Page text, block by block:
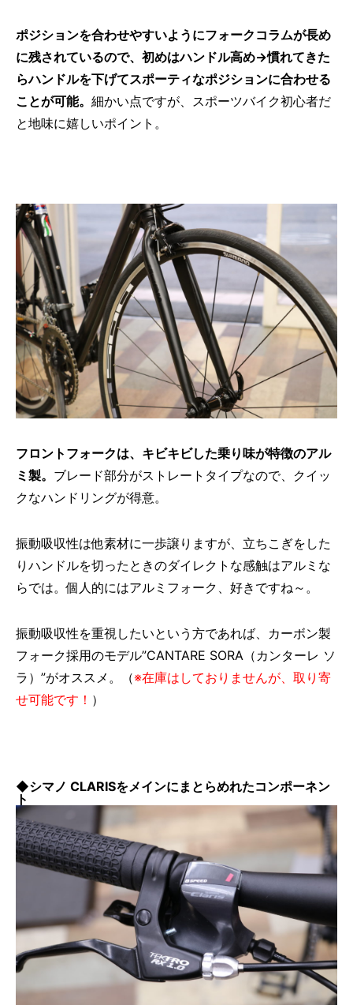
ポジションを合わせやすいようにフォークコラムが長め
に残されているので、初めはハンドル高め→慣れてきた
らハンドルを下げてスポーティなポジションに合わせる
ことが可能。 細かい点ですが、スポーツバイク初心者だ
と地味に嬉しいポイント。
フロントフォークは、キビキビした乗り味が特徴のアル
ミ製。 ブレード部分がストレートタイプなので、クイッ
クなハンドリングが得意。
振動吸収性は他素材に一歩譲りますが、立ちこぎをした
りハンドルを切ったときのダイレクトな感触はアルミな
らでは。個人的にはアルミフォーク、好きですね～。
振動吸収性を重視したいという方であれば、カーボン製
フォーク採用のモデル”CANTARE SORA（カンターレ ソ
ラ）”がオススメ。（※在庫はしておりませんが、取り寄
せ可能です！ ）
◆シマノ CLARISをメインにまとらめれたコンポーネン
ト